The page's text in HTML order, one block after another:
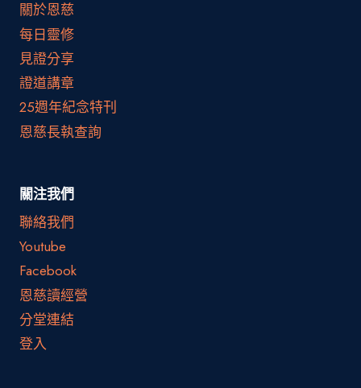
關於恩慈
每日靈修
見證分享
證道講章
25週年紀念特刊
恩慈長執查詢
關注我們
聯絡我們
Youtube
Facebook
恩慈讀經營
分堂連結
登入